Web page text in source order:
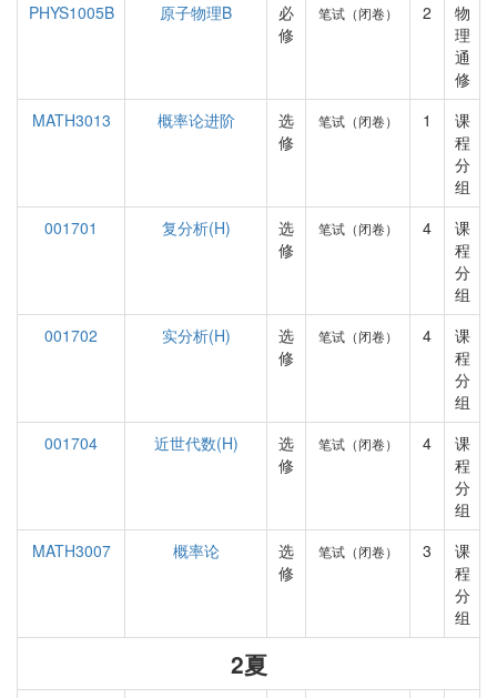
PHYS1005B
原子物理B
必
修
笔试（闭卷） 2
物
理
通
修
MATH3013
概率论进阶
选
修
笔试（闭卷） 1
课
程
分
组
001701
复分析(H)
选
修
笔试（闭卷） 4
课
程
分
组
001702
实分析(H)
选
修
笔试（闭卷） 4
课
程
分
组
001704
近世代数(H)
选
修
笔试（闭卷） 4
课
程
分
组
MATH3007
概率论
选
修
笔试（闭卷） 3
课
程
分
组
2夏